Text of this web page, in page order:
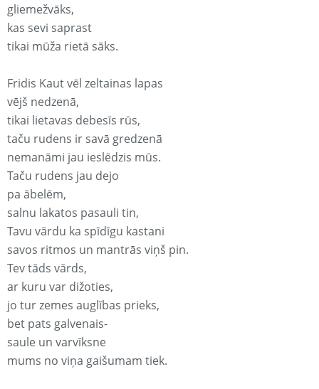
gliemežvāks,
kas sevi saprast
tikai mūža rietā sāks.
Fridis Kaut vēl zeltainas lapas
vējš nedzenā,
tikai lietavas debesīs rūs,
taču rudens ir savā gredzenā
nemanāmi jau ieslēdzis mūs.
Taču rudens jau dejo
pa ābelēm,
salnu lakatos pasauli tin,
Tavu vārdu ka spīdīgu kastani
savos ritmos un mantrās viņš pin.
Tev tāds vārds,
ar kuru var dižoties,
jo tur zemes auglības prieks,
bet pats galvenais-
saule un varvīksne
mums no viņa gaišumam tiek.